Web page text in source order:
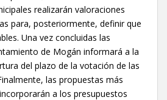
realizarán valoraciones
para, posteriormente, definir que
Una vez concluidas las
de Mogán informará a la
del plazo de la votación de las
las propuestas más
a los presupuestos